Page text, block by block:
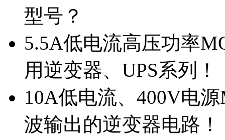
型号？
5.5A低电流高压功率
用逆变器、UPS系列！
10A低电流、400V电
波输出的逆变器电路！